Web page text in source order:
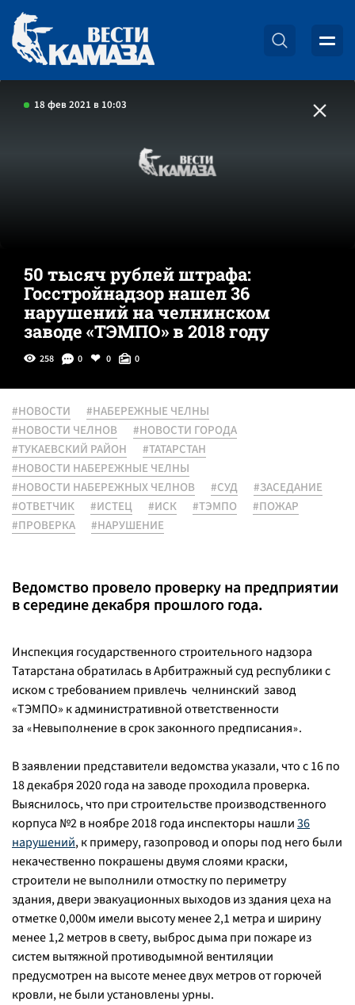
18 фев 2021 в 10:03
50 тысяч рублей штрафа:
Госстройнадзор нашел 36
нарушений на челнинском
заводе «ТЭМПО» в 2018 году
258 0 0 0
#НОВОСТИ
#НАБЕРЕЖНЫЕ ЧЕЛНЫ
#НОВОСТИ ЧЕЛНОВ
#НОВОСТИ ГОРОДА
#ТУКАЕВСКИЙ РАЙОН
#ТАТАРСТАН
#НОВОСТИ НАБЕРЕЖНЫЕ ЧЕЛНЫ
#НОВОСТИ НАБЕРЕЖНЫХ ЧЕЛНОВ
#СУД
#ЗАСЕДАНИЕ
#ОТВЕТЧИК
#ИСТЕЦ #ИСК #ТЭМПО
#ПОЖАР
#ПРОВЕРКА
#НАРУШЕНИЕ
Ведомство провело проверку на предприятии
в середине декабря прошлого года.
Инспекция государственного строительного надзора
Татарстана обратилась в Арбитражный суд республики с
иском с требованием привлечь челнинский завод
«ТЭМПО» к административной ответственности
за «Невыполнение в срок законного предписания».
В заявлении представители ведомства указали, что с 16 по
18 декабря 2020 года на заводе проходила проверка.
Выяснилось, что при строительстве производственного
корпуса №2 в ноябре 2018 года инспекторы нашли36
нарушений, к примеру, газопровод и опоры под него были
некачественно покрашены двумя слоями краски,
строители не выполнили отмостку по периметру
здания, двери эвакуационных выходов из здания цеха на
отметке 0,000м имели высоту менее 2,1 метра и ширину
менее 1,2 метров в свету, выброс дыма при пожаре из
систем вытяжной противодымной вентиляции
предусмотрен на высоте менее двух метров от горючей
кровли, не были установлены урны.